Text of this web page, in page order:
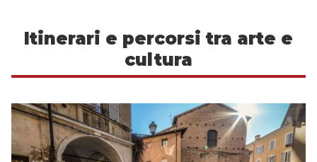
Itinerari e percorsi tra arte e
cultura